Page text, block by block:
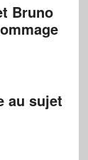
Bruno
au sujet